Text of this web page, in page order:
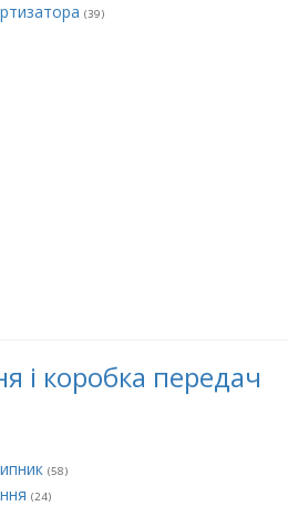
(39)
і коробка передач
(58)
(24)